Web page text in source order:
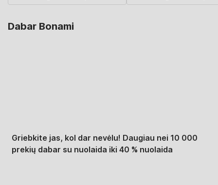
Dabar Bonami
Griebkite jas, kol dar nevėlu! Daugiau nei 10 000
prekių dabar su nuolaida iki 40 % nuolaida